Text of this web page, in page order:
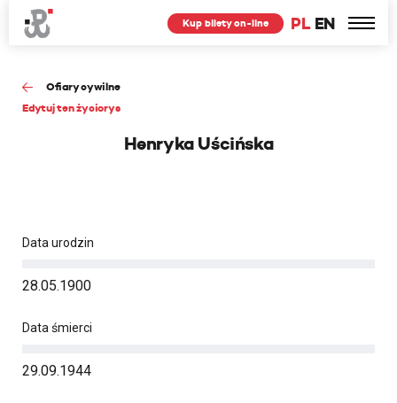
PL EN
Kup bilety on-line
Ofiary cywilne
Edytuj ten życiorys
Henryka Uścińska
Data urodzin
28.05.1900
Data śmierci
29.09.1944